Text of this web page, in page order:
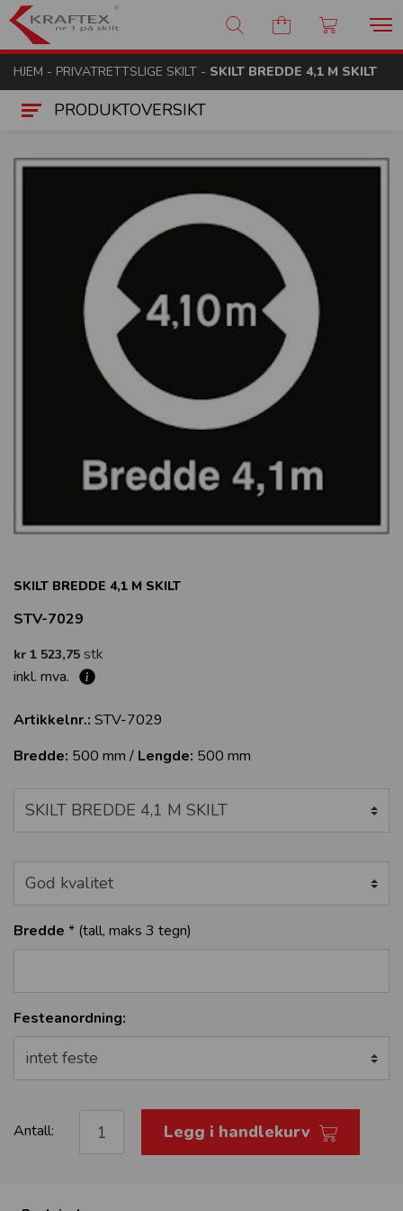
Kraftex - nr 1 på skilt
HJEM - PRIVATRETTSLIGE SKILT - SKILT BREDDE 4,1 M SKILT
PRODUKTOVERSIKT
SKILT BREDDE 4,1 M SKILT
STV-7029
kr 1 523,75 stk
inkl. mva.
Artikkelnr.: STV-7029
Bredde: 500 mm / Lengde: 500 mm
Bredde * (tall, maks 3 tegn)
Festeanordning:
Antall: Legg i handlekurv